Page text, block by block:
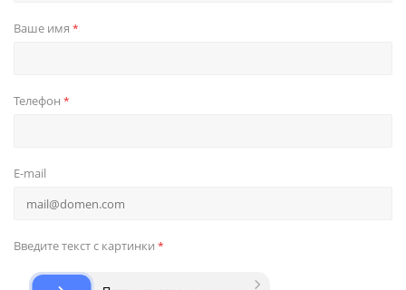
Ваше имя *
Телефон *
E-mail
Введите текст с картинки *